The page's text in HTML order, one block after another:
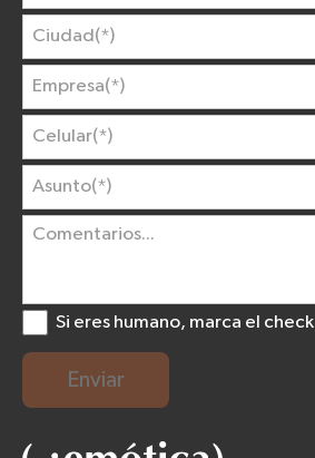
Si eres humano, marca el check
Enviar